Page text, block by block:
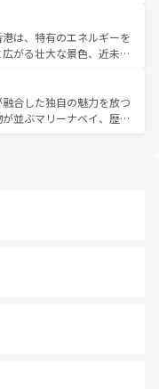
ナムコーヒーなどは、ぜ
訪れてもあたたかい人々
っと忘れられない旅にな
チェンマイなどの山岳地
ーケットやクラビの美し
ことができる。タイ料理
の季節にも異なる楽しみ
の人々、仏教を中心とし
、訪れる旅人を魅了し続
は、特有のエネルギーを
がる壮大な景色、近未来
。観光スポットが密集し
るのも魅力。息をのむよ
香港を存分に楽しみ尽く
合した独自の魅力を放つ
並ぶマリーナベイ、歴史
しめる外せないスポット